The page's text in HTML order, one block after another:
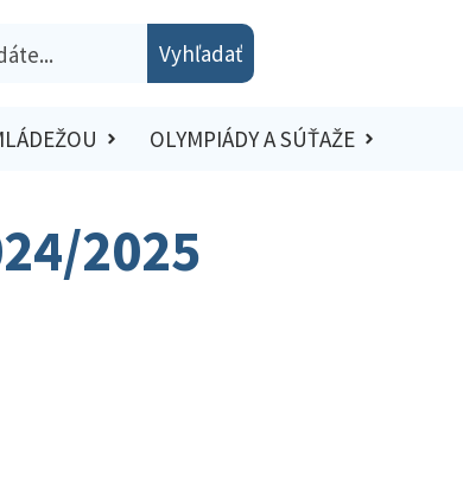
Vyhľadať
OLYMPIÁDY A SÚŤAŽE
2025